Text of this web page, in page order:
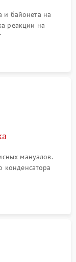
и байонета на
реакции на
состояния
и вспышки.
мануалов.
конденсатора
узлов от